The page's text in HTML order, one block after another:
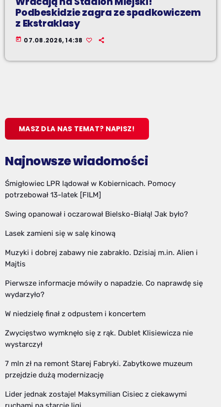
Podbeskidzie zagra ze spadkowiczem
z Ekstraklasy
today 07.08.2026, 14:38
MASZ DLA NAS TEMAT? NAPISZ!
Najnowsze wiadomości
Śmigłowiec LPR lądował w Kobiernicach. Pomocy
potrzebował 13-latek [FILM]
Swing opanował i oczarował Bielsko-Białą! Jak było?
Lasek zamieni się w salę kinową
Muzyki i dobrej zabawy nie zabrakło. Dzisiaj m.in. Alien i
Majtis
Pierwsze informacje mówiły o napadzie. Co naprawdę się
wydarzyło?
W niedzielę finał z odpustem i koncertem
Zwycięstwo wymknęło się z rąk. Dublet Klisiewicza nie
wystarczył
7 mln zł na remont Starej Fabryki. Zabytkowe muzeum
przejdzie dużą modernizację
Lider jednak zostaje! Maksymilian Cisiec z ciekawymi